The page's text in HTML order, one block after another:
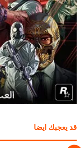
قد يعجبك ايضا